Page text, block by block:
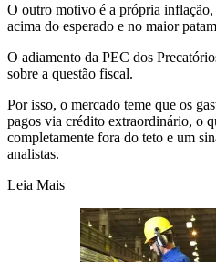
O outro motivo é a própria
acima do esperado e no maior
O adiamento da PEC dos
sobre a questão fiscal.
Por isso, o mercado teme que os
pagos via crédito extraordinário, o
completamente fora do teto e um
analistas.
Leia Mais